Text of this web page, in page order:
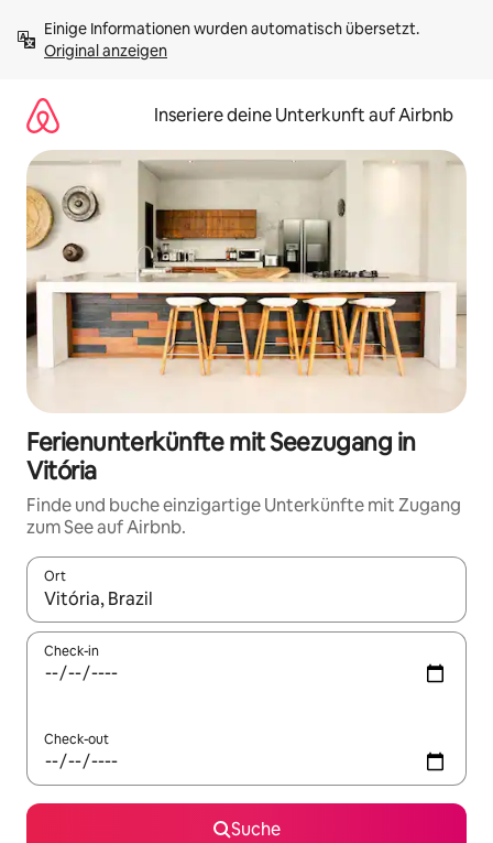
Inhalten
springenOriginal anzeigen
Inseriere deine Unterkunft auf Airbnb
Ferienunterkünfte mit Seezugang in
Vitória
Finde und buche einzigartige Unterkünfte mit Zugang
zum See auf Airbnb.
Ort
Wenn Ergebnisse verfügbar sind, navigiere mit den
Check-in
Check-out
Suche